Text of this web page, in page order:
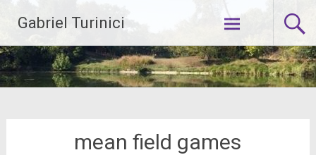
contenu
principal
Gabriel Turinici
mean field games